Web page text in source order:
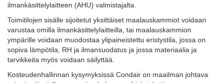
ilmankäsittelylaitteen (AHU) valmistajalta.
Toimitilojen sisälle sijoitetut yksittäiset maalauskammiot voidaan
varustaa omilla ilmankäsittelylaitteilla, tai maalauskammion
ympärille voidaan muodostaa ylipaineistettu eristystila, jossa on
sopiva lämpötila, RH ja ilmansuodatus ja jossa materiaalia ja
tarvikkeita myös voidaan säilyttää.
Kosteudenhallinnan kysymyksissä Condair on maailman johtava